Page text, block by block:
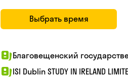
Выбрать время
Благовещенский
ISI Dublin STUDY IN IRELAND